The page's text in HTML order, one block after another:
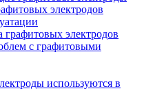
электродов
графитовых электродов
с графитовыми
используются в